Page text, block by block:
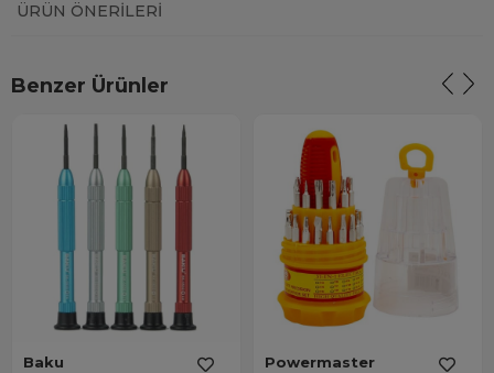
ÜRÜN ÖNERILERI
Benzer Ürünler
Baku Powermaster